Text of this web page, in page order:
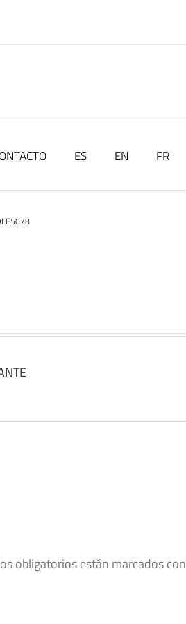
ES EN FR
obligatorios están marcados con